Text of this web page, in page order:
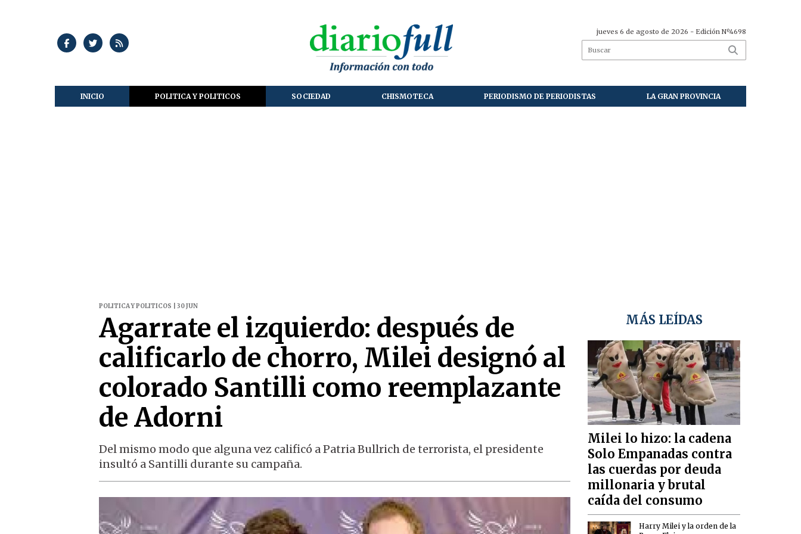
jueves 6 de agosto de 2026 - Edición Nº4698
INICIO POLITICA Y POLITICOS SOCIEDAD CHISMOTECA PERIODISMO DE PERIODISTAS LA GRAN PROVINCIA
POLITICA Y POLITICOS | 30 JUN
Agarrate el izquierdo: después de
calificarlo de chorro, Milei designó al
colorado Santilli como reemplazante
de Adorni
Del mismo modo que alguna vez calificó a Patria Bullrich de terrorista, el presidente
insultó a Santilli durante su campaña.
MÁS LEÍDAS
Milei lo hizo: la cadena
Solo Empanadas contra
las cuerdas por deuda
millonaria y brutal
caída del consumo
Harry Milei y la orden de la